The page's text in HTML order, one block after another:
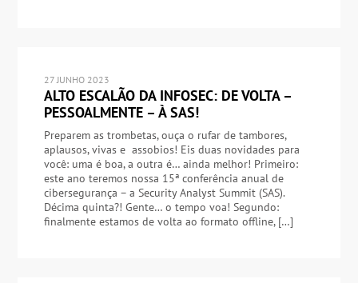
27 JUNHO 2023
ALTO ESCALÃO DA INFOSEC: DE VOLTA –
PESSOALMENTE – À SAS!
Preparem as trombetas, ouça o rufar de tambores,
aplausos, vivas e assobios! Eis duas novidades para
você: uma é boa, a outra é… ainda melhor! Primeiro:
este ano teremos nossa 15ª conferência anual de
cibersegurança – a Security Analyst Summit (SAS).
Décima quinta?! Gente… o tempo voa! Segundo:
finalmente estamos de volta ao formato offline, […]